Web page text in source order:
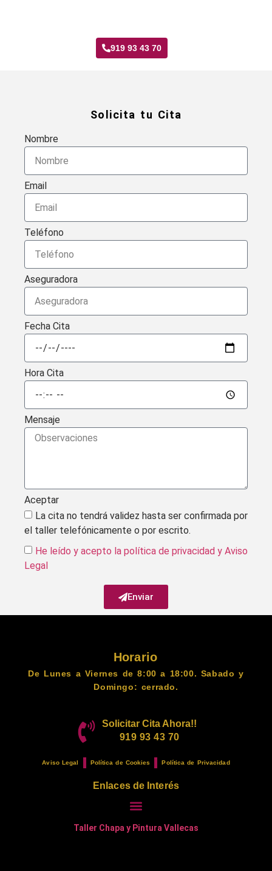
919 93 43 70
Solicita tu Cita
Nombre
Email
Teléfono
Aseguradora
Fecha Cita
Hora Cita
Mensaje
Aceptar
La cita no tendrá validez hasta ser confirmada por
el taller telefónicamente o por escrito.
He leído y acepto la política de privacidad y Aviso
Legal
Enviar
Horario
De Lunes a Viernes de 8:00 a 18:00. Sabado y
Domingo: cerrado.
Solicitar Cita Ahora!!
919 93 43 70
Aviso Legal Política de Cookies Política de Privacidad
Enlaces de Interés
Taller Chapa y Pintura Vallecas